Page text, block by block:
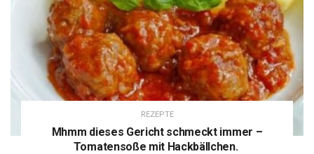
REZEPTE
Mhmm dieses Gericht schmeckt immer –
Tomatensoße mit Hackbällchen.